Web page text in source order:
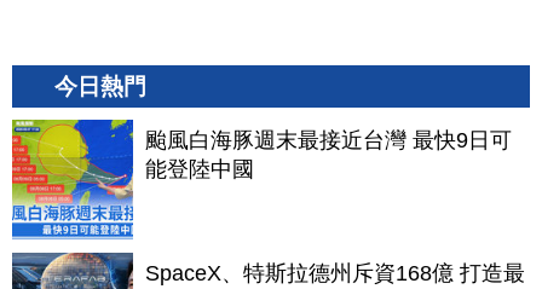
今日熱門
颱風白海豚週末最接近台灣 最快9日可
能登陸中國
SpaceX、特斯拉德州斥資168億 打造最